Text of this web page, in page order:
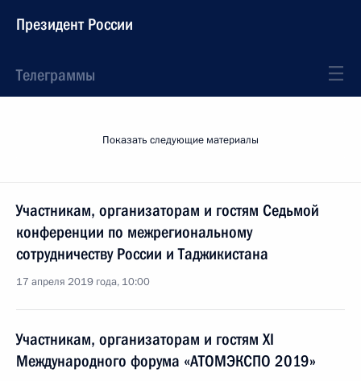
Президент России
Телеграммы
Показать следующие материалы
Участникам, организаторам и гостям Седьмой
конференции по межрегиональному
сотрудничеству России и Таджикистана
17 апреля 2019 года, 10:00
Участникам, организаторам и гостям XI
Международного форума «АТОМЭКСПО 2019»